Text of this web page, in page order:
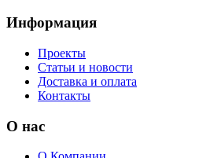
Информация
Проекты
Статьи и новости
Доставка и оплата
Контакты
О нас